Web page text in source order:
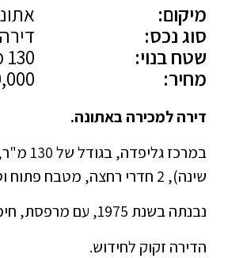
מיקום:
סוג נכס:
שטח בנוי:
מחיר:
דירה למכירה באתונה.
שינה), 2 חדרי רחצה, מטבח פתוח וסלון.
נבנתה בשנת 1975, עם מרפסת, חימום מרכזי ומעלית בבניין.
הדירה זקוק לחידוש.